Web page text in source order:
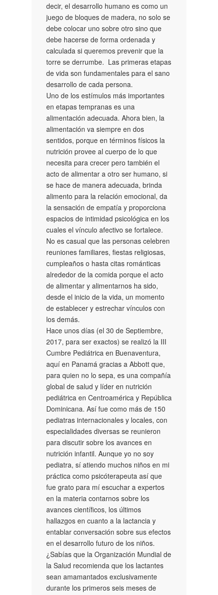
decir, el desarrollo humano es como un
juego de bloques de madera, no solo se
debe colocar uno sobre otro sino que
debe hacerse de forma ordenada y
calculada si queremos prevenir que la
torre se derrumbe. Las primeras etapas
de vida son fundamentales para el sano
desarrollo de cada persona.
Uno de los estímulos más importantes
en etapas tempranas es una
alimentación adecuada. Ahora bien, la
alimentación va siempre en dos
sentidos, porque en términos físicos la
nutrición provee al cuerpo de lo que
necesita para crecer pero también el
acto de alimentar a otro ser humano, si
se hace de manera adecuada, brinda
alimento para la relación emocional, da
la sensación de empatía y proporciona
espacios de intimidad psicológica en los
cuales el vínculo afectivo se fortalece.
No es casual que las personas celebren
reuniones familiares, fiestas religiosas,
cumpleaños o hasta citas románticas
alrededor de la comida porque el acto
de alimentar y alimentarnos ha sido,
desde el inicio de la vida, un momento
de establecer y estrechar vínculos con
los demás.
Hace unos días (el 30 de Septiembre,
2017, para ser exactos) se realizó la III
Cumbre Pediátrica en Buenaventura,
aquí en Panamá gracias a Abbott que,
para quien no lo sepa, es una compañía
global de salud y líder en nutrición
pediátrica en Centroamérica y República
Dominicana. Así fue como más de 150
pediatras internacionales y locales, con
especialidades diversas se reunieron
para discutir sobre los avances en
nutrición infantil. Aunque yo no soy
pediatra, sí atiendo muchos niños en mi
práctica como psicóterapeuta así que
fue grato para mí escuchar a expertos
en la materia contarnos sobre los
avances científicos, los últimos
hallazgos en cuanto a la lactancia y
entablar conversación sobre sus efectos
en el desarrollo futuro de los niños.
¿Sabías que la Organización Mundial de
la Salud recomienda que los lactantes
sean amamantados exclusivamente
durante los primeros seis meses de